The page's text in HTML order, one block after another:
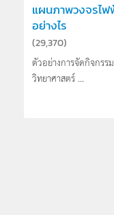
แผนภาพวงจรไฟ
อย่างไร
(29,370)
ตัวอย่างการจัดกิจกรร
วิทยาศาสตร์ ...